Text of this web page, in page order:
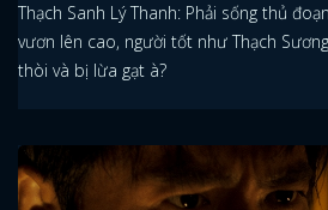
Thạch Sanh Lý Thanh: Phải sống thủ
vươn lên cao, người tốt như Thạch
thòi và bị lừa gạt à?